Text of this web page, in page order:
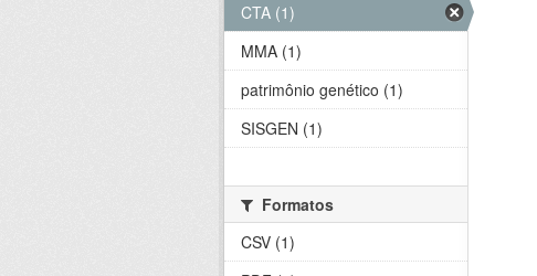
CTA (1)
MMA (1)
patrimônio genético (1)
SISGEN (1)
Formatos
CSV (1)